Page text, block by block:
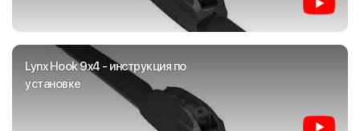
Lynx Hook 9x4 - инструкция по
установке